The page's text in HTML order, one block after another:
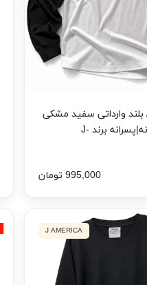
وارداتی سفید مشکی
قواره آزاد دخترانه|پسرانه برند J-
995,000 تومان
J AMERICA